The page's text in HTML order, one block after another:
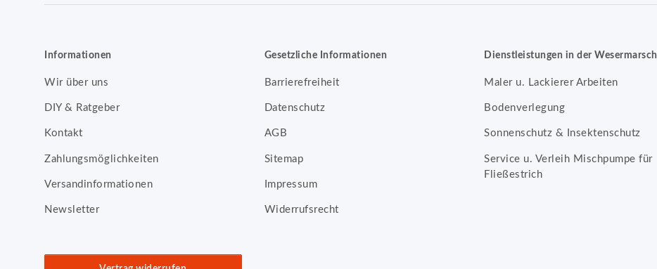
Informationen
Wir über uns
DIY & Ratgeber
Kontakt
Zahlungsmöglichkeiten
Versandinformationen
Newsletter
Gesetzliche Informationen
Barrierefreiheit
Datenschutz
AGB
Sitemap
Impressum
Widerrufsrecht
Dienstleistungen in der Wesermarsch
Maler u. Lackierer Arbeiten
Bodenverlegung
Sonnenschutz & Insektenschutz
Service u. Verleih Mischpumpe für
Fließestrich